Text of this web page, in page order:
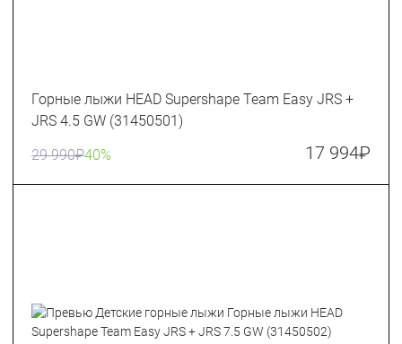
Горные лыжи HEAD Supershape Team Easy JRS +
JRS 4.5 GW (31450501)
29 990₽40% 17 994₽